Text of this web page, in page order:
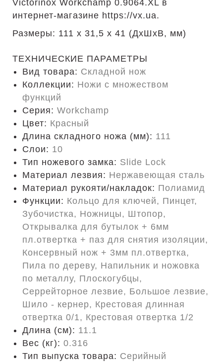
Victorinox Workchamp 0.9064.XL в
интернет-магазине https://vx.ua.
Размеры: 111 х 31,5 х 41 (ДхШхВ, мм)
ТЕХНИЧЕСКИЕ ПАРАМЕТРЫ
Вид товара: Складной нож
Коллекции: Ножи с множеством
функций
Серия: Workchamp
Цвет: Красный
Длина складного ножа (мм): 111
Слои: 10
Тип ножевого замка: Slide Lock
Материал лезвия: Нержавеющая сталь
Материал рукояти/накладок: Полиамид
Функции: Кольцо для ключей, Пинцет,
Зубочистка, Ножницы, Штопор,
Открывалка для бутылок + 6мм
пл.отвертка + паз для снятия изоляции,
Консервный нож + 3мм пл.отвертка,
Пила по дереву, Напильник и ножовка
по металлу, Плоскогубцы,
Серрейторное лезвие, Большое лезвие,
Шило - кернер, Крестовая длинная
отвертка 0/1, Крестовая отвертка 1/2
Длина (cм): 11.1
Вес (кг): 0.316
Тип выпуска товара: Серийный